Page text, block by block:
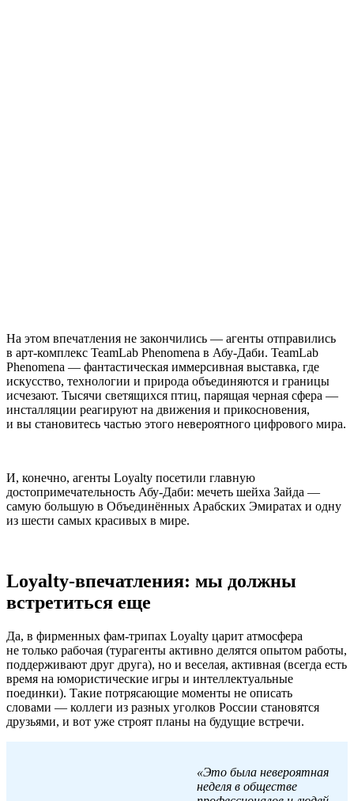
На этом впечатления не закончились — агенты отправились
в арт-комплекс TeamLab Phenomena в Абу-Даби. TeamLab
Phenomena — фантастическая иммерсивная выставка, где
искусство, технологии и природа объединяются и границы
исчезают. Тысячи светящихся птиц, парящая черная сфера —
инсталляции реагируют на движения и прикосновения,
и вы становитесь частью этого невероятного цифрового мира.
И, конечно, агенты Loyalty посетили главную
достопримечательность Абу-Даби: мечеть шейха Зайда —
самую большую в Объединённых Арабских Эмиратах и одну
из шести самых красивых в мире.
Loyalty-впечатления: мы должны
встретиться еще
Да, в фирменных фам-трипах Loyalty царит атмосфера
не только рабочая (турагенты активно делятся опытом работы,
поддерживают друг друга), но и веселая, активная (всегда есть
время на юмористические игры и интеллектуальные
поединки). Такие потрясающие моменты не описать
словами — коллеги из разных уголков России становятся
друзьями, и вот уже строят планы на будущие встречи.
«Это была невероятная
неделя в обществе